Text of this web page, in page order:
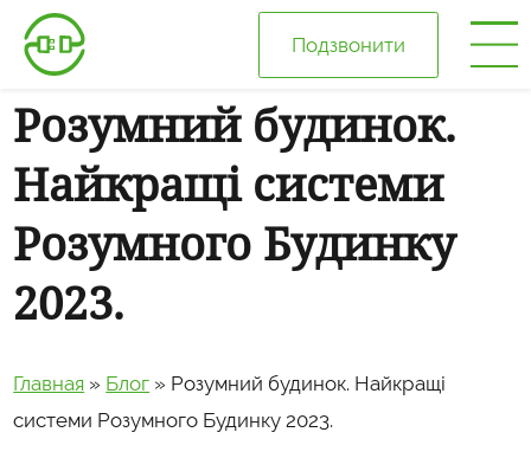
Подзвонити
Головна
Про нас
Розумний будинок.
Найкращі системи
Розумного Будинку
2023.
Главная » Блог » Розумний будинок. Найкращі
системи Розумного Будинку 2023.